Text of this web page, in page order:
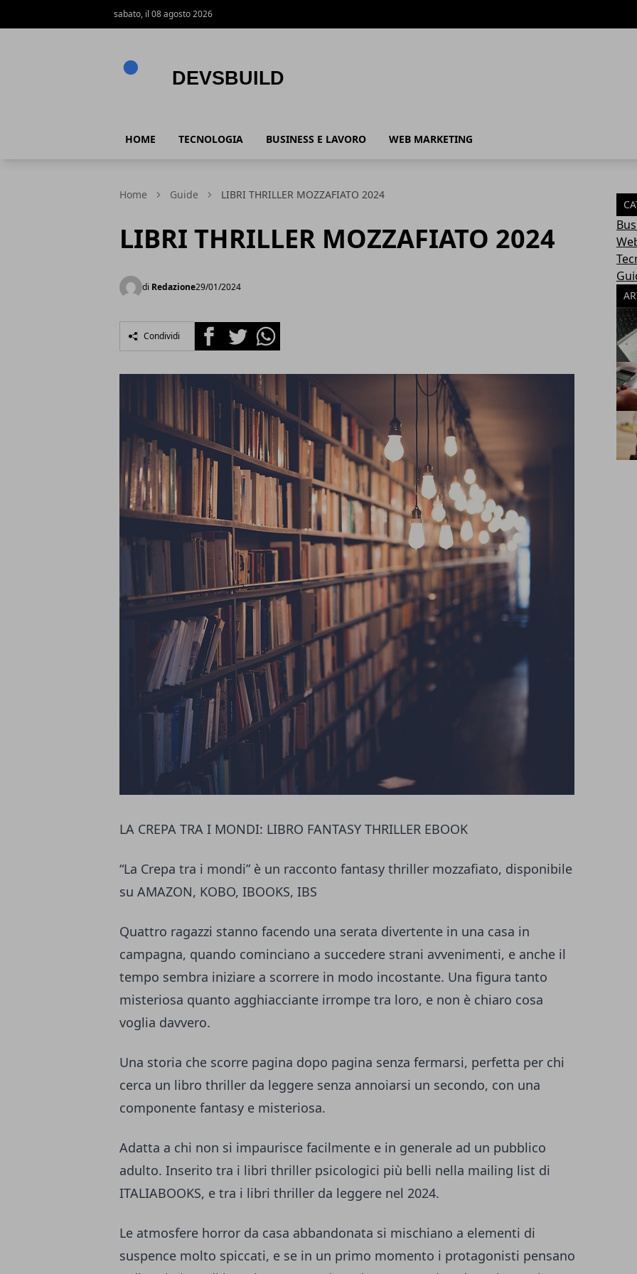
sabato, il 08 agosto 2026
HOME TECNOLOGIA BUSINESS E LAVORO WEB MARKETING
Home Guide LIBRI THRILLER MOZZAFIATO 2024
LIBRI THRILLER MOZZAFIATO 2024
di Redazione29/01/2024
Condividi FacebookTwitterWhatsapp
LA CREPA TRA I MONDI: LIBRO FANTASY THRILLER EBOOK
“La Crepa tra i mondi” è un racconto fantasy thriller mozzafiato, disponibile
su AMAZON, KOBO, IBOOKS, IBS
Quattro ragazzi stanno facendo una serata divertente in una casa in
campagna, quando cominciano a succedere strani avvenimenti, e anche il
tempo sembra iniziare a scorrere in modo incostante. Una figura tanto
misteriosa quanto agghiacciante irrompe tra loro, e non è chiaro cosa
voglia davvero.
Una storia che scorre pagina dopo pagina senza fermarsi, perfetta per chi
cerca un libro thriller da leggere senza annoiarsi un secondo, con una
componente fantasy e misteriosa.
Adatta a chi non si impaurisce facilmente e in generale ad un pubblico
adulto. Inserito tra i libri thriller psicologici più belli nella mailing list di
ITALIABOOKS, e tra i libri thriller da leggere nel 2024.
Le atmosfere horror da casa abbandonata si mischiano a elementi di
suspence molto spiccati, e se in un primo momento i protagonisti pensano